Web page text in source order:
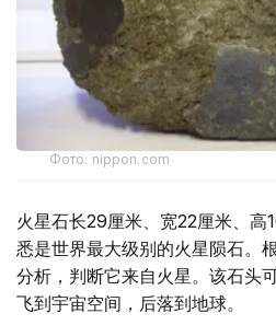
Фото: nippon.com
火星石长29厘米、宽22厘米、高
悉是世界最大级别的火星陨石。
分析，判断它来自火星。该石头
飞到宇宙空间，后落到地球。